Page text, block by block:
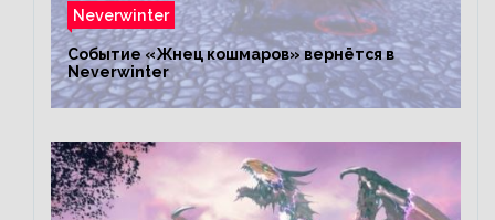
Neverwinter
Событие «Жнец кошмаров» вернётся в
Neverwinter